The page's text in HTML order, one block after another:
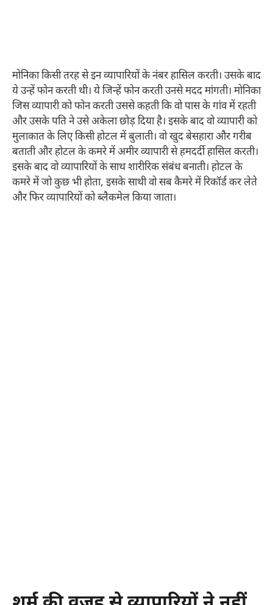
मोनिका किसी तरह से इन व्यापारियों के नंबर हासिल करती। उसके बाद
ये उन्हें फोन करती थी। ये जिन्हें फोन करती उनसे मदद मांगती। मोनिका
जिस व्यापारी को फोन करती उससे कहती कि वो पास के गांव में रहती
और उसके पति ने उसे अकेला छोड़ दिया है। इसके बाद वो व्यापारी को
मुलाकात के लिए किसी होटल में बुलाती। वो खुद बेसहारा और गरीब
बताती और होटल के कमरे में अमीर व्यापारी से हमदर्दी हासिल करती।
इसके बाद वो व्यापारियों के साथ शारीरिक संबंध बनाती। होटल के
कमरे में जो कुछ भी होता, इसके साथी वो सब कैमरे में रिकॉर्ड कर लेते
और फिर व्यापारियों को ब्लैकमेल किया जाता।